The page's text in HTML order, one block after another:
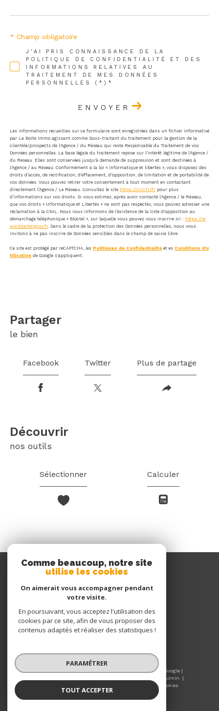
J'AI PRIS CONNAISSANCE DE LA
POLITIQUE DE CONFIDENTIALITÉ ET DES
INFORMATIONS RELATIVES AU
TRAITEMENT DE MES DONNÉES
PERSONNELLES (*)*
* Champ obligatoire
ENVOYER
Les informations recueillies sur ce formulaire sont enregistrées dans un fichier informatisé
par La Boite Immo agissant comme Sous-traitant du traitement pour la gestion de la
clientèle/prospects de l'Agence / du Réseau qui reste Responsable du Traitement de vos
Données personnelles. La base légale du traitement repose sur l'intérêt légitime de l'Agence /
du Réseau. Elles sont conservées jusqu'à demande de suppression et sont destinées à
l'Agence / au Réseau. Conformément à la loi « informatique et libertés », vous disposez des
droits d’accès, de rectification, d’effacement, d’opposition, de limitation et de portabilité de
vos données. Vous pouvez retirer votre consentement à tout moment en contactant
directement l’Agence / Le Réseau. Consultez le site https://cnil.fr/fr pour plus
d’informations sur vos droits. Si vous estimez, après avoir contacté l'Agence / le Réseau,
que vos droits « Informatique et Libertés » ne sont pas respectés, vous pouvez adresser une
réclamation à la CNIL. Nous vous informons de l’existence de la liste d'opposition au
démarchage téléphonique « Bloctel », sur laquelle vous pouvez vous inscrire ici : https://w
ww.bloctel.gouv.fr. Dans le cadre de la protection des Données personnelles, nous vous
invitons à ne pas inscrire de Données sensibles dans le champ de saisie libre.
Ce site est protégé par reCAPTCHA, les Politiques de Confidentialité et es Conditions d'u
tilisation de Google s'appliquent.
partager
le bien
Facebook Twitter Plus de partage
découvrir
nos outils
Sélectionner Calculer
Queyras Immobilier
04 92 45 45 45
queyrasimmo@wanadoo.fr
205 Route du Queyras
© 2026 | Tous droits réservés | Traduction powered by Google |
Admin
Cookies
Comme beaucoup, notre site
utilise les cookies
On aimerait vous accompagner pendant
votre visite.
En poursuivant, vous acceptez l'utilisation des
cookies par ce site, afin de vous proposer des
contenus adaptés et réaliser des statistiques !
PARAMÉTRER
TOUT ACCEPTER